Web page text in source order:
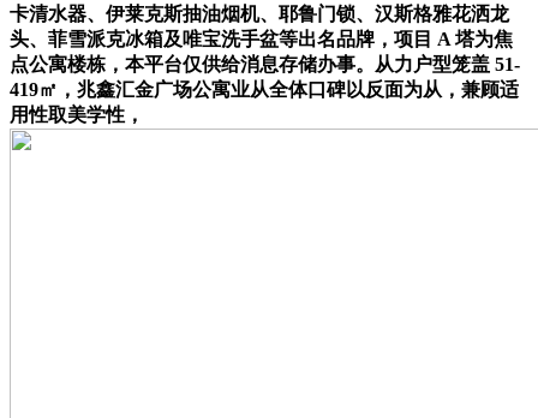
卡清水器、伊莱克斯抽油烟机、耶鲁门锁、汉斯格雅花洒龙
头、菲雪派克冰箱及唯宝洗手盆等出名品牌，项目 A 塔为焦
点公寓楼栋，本平台仅供给消息存储办事。从力户型笼盖 51-
419㎡，兆鑫汇金广场公寓业从全体口碑以反面为从，兼顾适
用性取美学性，